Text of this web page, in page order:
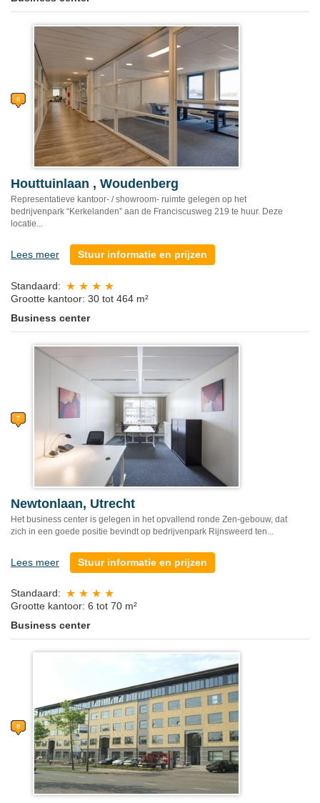
Houttuinlaan , Woudenberg
Representatieve kantoor- / showroom- ruimte gelegen op het
bedrijvenpark “Kerkelanden” aan de Franciscusweg 219 te huur. Deze
locatie...
Lees meer Stuur informatie en prijzen
Standaard:
Grootte kantoor: 30 tot 464 m²
Business center
Newtonlaan, Utrecht
Het business center is gelegen in het opvallend ronde Zen-gebouw, dat
zich in een goede positie bevindt op bedrijvenpark Rijnsweerd ten...
Lees meer Stuur informatie en prijzen
Standaard:
Grootte kantoor: 6 tot 70 m²
Business center